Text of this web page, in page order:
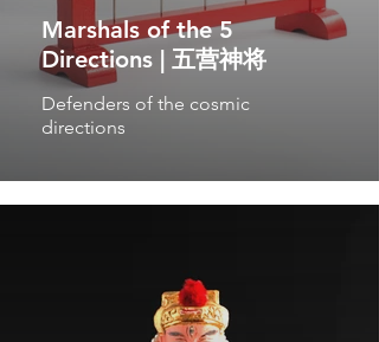
Marshals of the 5
Directions | 五营神将
Defenders of the cosmic
directions